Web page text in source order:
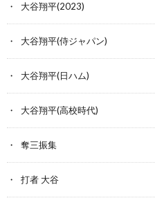
大谷翔平(2023)
大谷翔平(侍ジャパン)
大谷翔平(日ハム)
大谷翔平(高校時代)
奪三振集
打者 大谷